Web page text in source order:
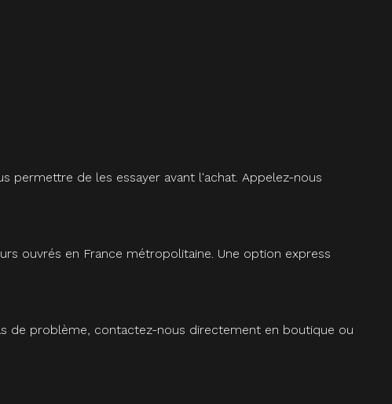
permettre de les essayer avant l'achat. Appelez-nous
ouvrés en France métropolitaine. Une option express
de problème, contactez-nous directement en boutique ou